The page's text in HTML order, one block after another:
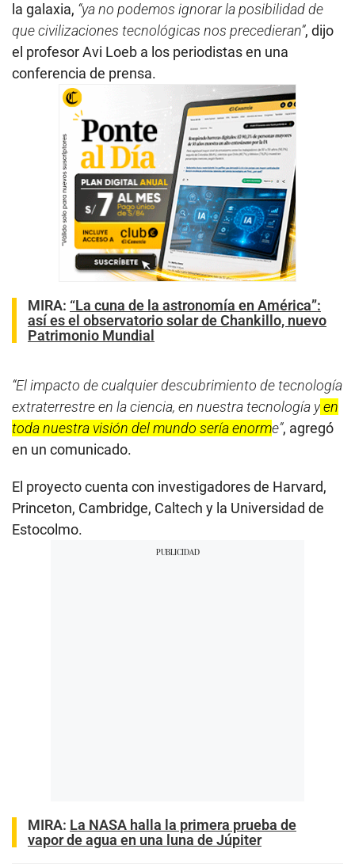
la galaxia, “ya no podemos ignorar la posibilidad de
que civilizaciones tecnológicas nos precedieran”, dijo
el profesor Avi Loeb a los periodistas en una
conferencia de prensa.
MIRA: “La cuna de la astronomía en América”:
así es el observatorio solar de Chankillo, nuevo
Patrimonio Mundial
“El impacto de cualquier descubrimiento de tecnología
extraterrestre en la ciencia, en nuestra tecnología yen
toda nuestra visión del mundo sería enorme”, agregó
en un comunicado.
El proyecto cuenta con investigadores de Harvard,
Princeton, Cambridge, Caltech y la Universidad de
Estocolmo.
MIRA: La NASA halla la primera prueba de
vapor de agua en una luna de Júpiter